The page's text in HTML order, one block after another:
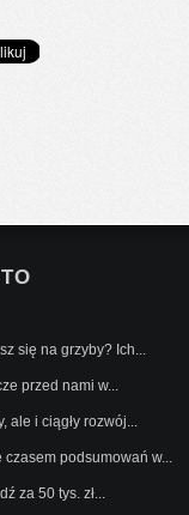
się na grzyby? Ich...
przed nami w...
ale i ciągły rozwój...
podsumowań w...
za 50 tys. zł...